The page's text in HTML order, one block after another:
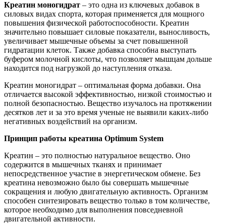
Креатин моногидрат – это одна из ключевых добавок в
силовых видах спорта, которая применяется для мощного
повышения физической работоспособности. Креатин
значительно повышает силовые показатели, выносливость,
увеличивает мышечные объемы за счет повышенной
гидратации клеток. Также добавка способна выступать
буфером молочной кислоты, что позволяет мышцам дольше
находится под нагрузкой до наступления отказа.
Креатин моногидрат – оптимальная форма добавки. Она
отличается высокой эффективностью, низкой стоимостью и
полной безопасностью. Вещество изучалось на протяжении
десятков лет и за это время ученые не выявили каких-либо
негативных воздействий на организм.
Принцип работы креатина Optimum System
Креатин – это полностью натуральное вещество. Оно
содержится в мышечных тканях и принимает
непосредственное участие в энергетическом обмене. Без
креатина невозможно было бы совершать мышечные
сокращения и любую двигательную активность. Организм
способен синтезировать вещество только в том количестве,
которое необходимо для выполнения повседневной
двигательной активности.